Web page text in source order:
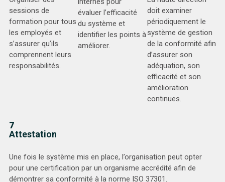
sessions de
formation pour tous
les employés et
s’assurer qu’ils
comprennent leurs
responsabilités.
évaluer l’efficacité
du système et
identifier les points à
améliorer.
doit examiner
périodiquement le
système de gestion
de la conformité afin
d’assurer son
adéquation, son
efficacité et son
amélioration
continues.
7
Attestation
Une fois le système mis en place, l’organisation peut opter
pour une certification par un organisme accrédité afin de
démontrer sa conformité à la norme ISO 37301.